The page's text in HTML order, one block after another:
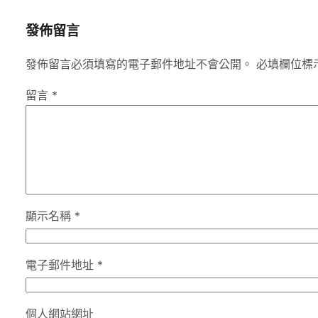
發佈留言
發佈留言必須填寫的電子郵件地址不會公開。 必填欄位
留言 *
顯示名稱 *
電子郵件地址 *
個人網站網址